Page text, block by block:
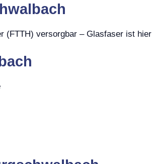
(FTTH) versorgbar – Glasfaser ist hier